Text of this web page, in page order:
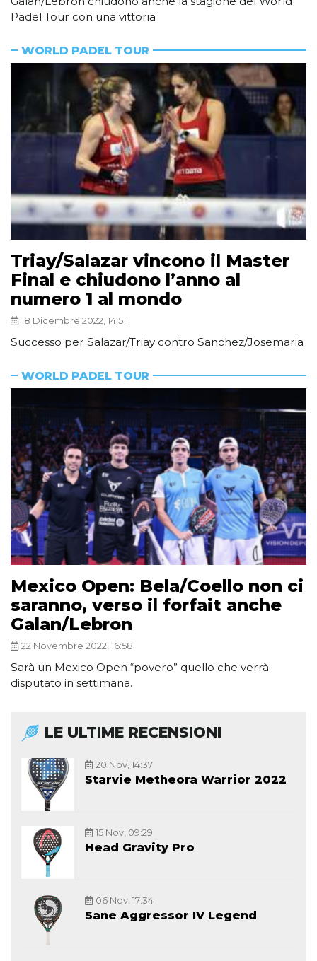
Padel Tour con una vittoria
WORLD PADEL TOUR
Triay/Salazar vincono il Master
Final e chiudono l’anno al
numero 1 al mondo
18 Dicembre 2022, 14:51
Successo per Salazar/Triay contro Sanchez/Josemaria
WORLD PADEL TOUR
Mexico Open: Bela/Coello non ci
saranno, verso il forfait anche
Galan/Lebron
22 Novembre 2022, 16:58
Sarà un Mexico Open “povero” quello che verrà
disputato in settimana.
LE ULTIME RECENSIONI
20 Nov, 14:37
Starvie Metheora Warrior 2022
15 Nov, 09:29
Head Gravity Pro
06 Nov, 17:34
Sane Aggressor IV Legend